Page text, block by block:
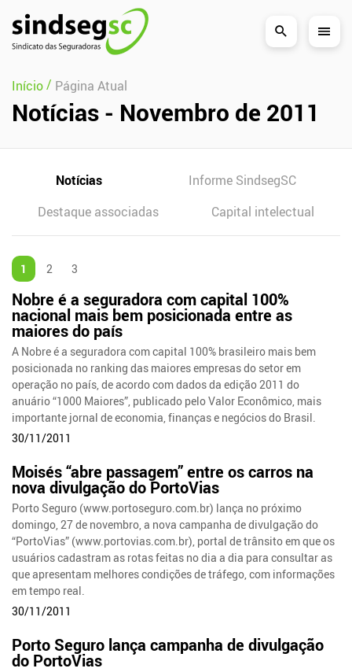
Pular Navegação (s)
Início/ Página Atual
Notícias - Novembro de 2011
Notícias
Informe SindsegSC
Destaque associadas
Capital intelectual
1 2 3
Nobre é a seguradora com capital 100%
nacional mais bem posicionada entre as
maiores do país
A Nobre é a seguradora com capital 100% brasileiro mais bem
posicionada no ranking das maiores empresas do setor em
operação no país, de acordo com dados da edição 2011 do
anuário “1000 Maiores”, publicado pelo Valor Econômico, mais
importante jornal de economia, finanças e negócios do Brasil.
30/11/2011
Moisés “abre passagem” entre os carros na
nova divulgação do PortoVias
Porto Seguro (www.portoseguro.com.br) lança no próximo
domingo, 27 de novembro, a nova campanha de divulgação do
“PortoVias” (www.portovias.com.br), portal de trânsito em que os
usuários cadastram as rotas feitas no dia a dia para consultar as
que apresentam melhores condições de tráfego, com informações
em tempo real.
30/11/2011
Porto Seguro lança campanha de divulgação
do PortoVias